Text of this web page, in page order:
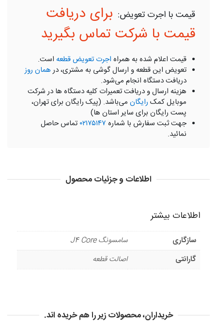
برای دریافت
قیمت با شرکت تماس بگیرید
قیمت اعلام شده به همراه اجرت تعویض قطعه است.
تعویض این قطعه و ارسال گوشی به مشتری، درهمان روز
دریافت دستگاه انجام می‌شود.
هزینه ارسال و دریافت تعمیرات کلیه دستگاه ها در شرکت
موبایل کمک رایگان می‌باشد. (پیک رایگان برای تهران،
پست رایگان برای سایر استان ها)
جهت ثبت سفارش با شماره ۰۲۱۷۵۱۴۷ تماس حاصل
نمائید.
اطلاعات و جزئیات محصول
اطلاعات بیشتر
سازگاری
سامسونگ J4 Core
گارانتی
اصالت قطعه
خریداران، محصولات زیر را هم خریده اند.